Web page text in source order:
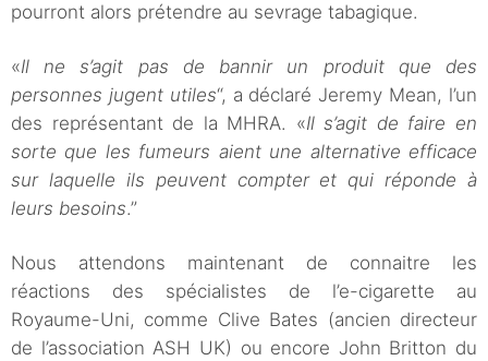
pourront alors prétendre au sevrage tabagique.
«Il ne s’agit pas de bannir un produit que des
personnes jugent utiles“, a déclaré Jeremy Mean, l’un
des représentant de la MHRA. «Il s’agit de faire en
sorte que les fumeurs aient une alternative efficace
sur laquelle ils peuvent compter et qui réponde à
leurs besoins.”
Nous attendons maintenant de connaitre les
réactions des spécialistes de l’e-cigarette au
Royaume-Uni, comme Clive Bates (ancien directeur
de l’association ASH UK) ou encore John Britton du